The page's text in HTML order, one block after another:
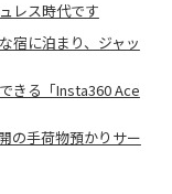
レス時代です
宿に泊まり、ジャッ
きる「Insta360 Ace
の手荷物預かりサー